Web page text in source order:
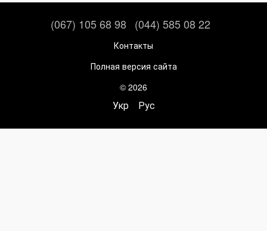
(067) 105 68 98 (044) 585 08 22
Контакты
Полная версия сайта
© 2026
Укр Рус